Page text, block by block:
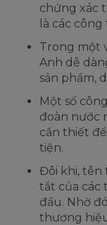
chứng xác
là các
Trong một
Anh dễ
sản phẩm,
Một số
đoàn nước
cần thiết
tiện.
Đôi khi, tên
tắt của các
đầu. Nhờ
thương